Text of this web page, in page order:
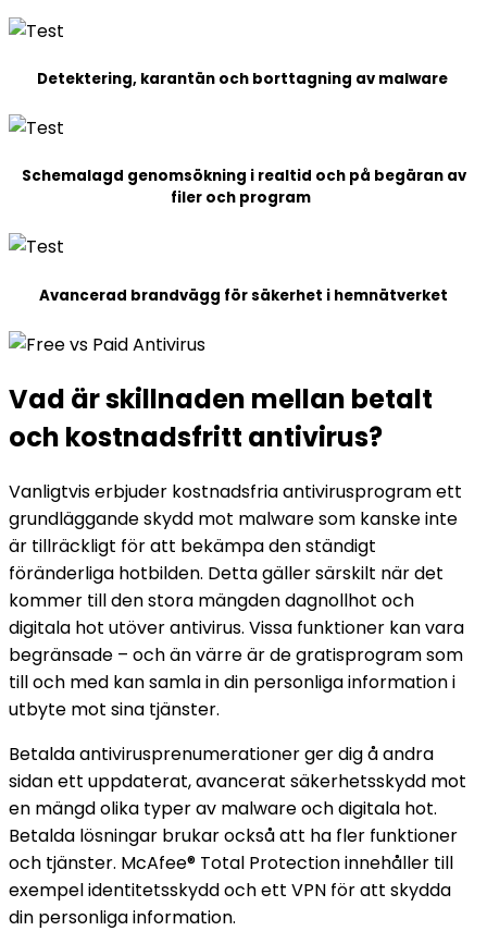
Detektering, karantän och borttagning av malware
Schemalagd genomsökning i realtid och på begäran av
filer och program
Avancerad brandvägg för säkerhet i hemnätverket
Vad är skillnaden mellan betalt
och kostnadsfritt antivirus?
Vanligtvis erbjuder kostnadsfria antivirusprogram ett
grundläggande skydd mot malware som kanske inte
är tillräckligt för att bekämpa den ständigt
föränderliga hotbilden. Detta gäller särskilt när det
kommer till den stora mängden dagnollhot och
digitala hot utöver antivirus. Vissa funktioner kan vara
begränsade – och än värre är de gratisprogram som
till och med kan samla in din personliga information i
utbyte mot sina tjänster.
Betalda antivirusprenumerationer ger dig å andra
sidan ett uppdaterat, avancerat säkerhetsskydd mot
en mängd olika typer av malware och digitala hot.
Betalda lösningar brukar också att ha fler funktioner
och tjänster. McAfee® Total Protection innehåller till
exempel identitetsskydd och ett VPN för att skydda
din personliga information.